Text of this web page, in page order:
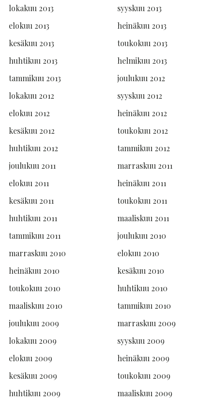
lokakuu 2013
syyskuu 2013
elokuu 2013
heinäkuu 2013
kesäkuu 2013
toukokuu 2013
huhtikuu 2013
helmikuu 2013
tammikuu 2013
joulukuu 2012
lokakuu 2012
syyskuu 2012
elokuu 2012
heinäkuu 2012
kesäkuu 2012
toukokuu 2012
huhtikuu 2012
tammikuu 2012
joulukuu 2011
marraskuu 2011
elokuu 2011
heinäkuu 2011
kesäkuu 2011
toukokuu 2011
huhtikuu 2011
maaliskuu 2011
tammikuu 2011
joulukuu 2010
marraskuu 2010
elokuu 2010
heinäkuu 2010
kesäkuu 2010
toukokuu 2010
huhtikuu 2010
maaliskuu 2010
tammikuu 2010
joulukuu 2009
marraskuu 2009
lokakuu 2009
syyskuu 2009
elokuu 2009
heinäkuu 2009
kesäkuu 2009
toukokuu 2009
huhtikuu 2009
maaliskuu 2009